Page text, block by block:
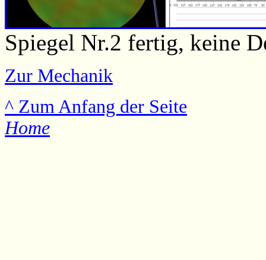
Spiegel Nr.2 fertig, keine
Zur Mechanik
^ Zum Anfang der Seite
Home